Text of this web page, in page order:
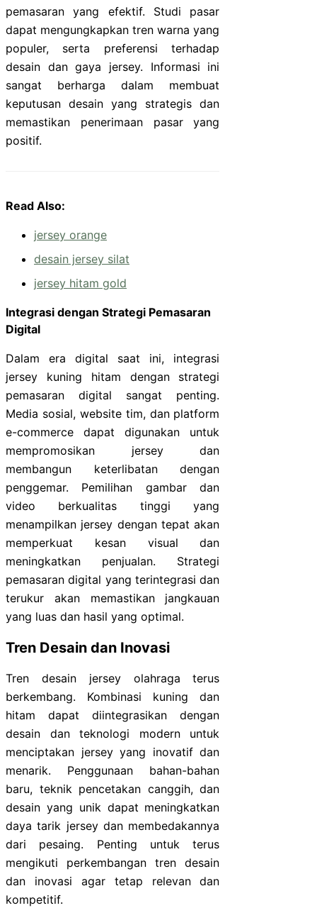
pemasaran yang efektif. Studi pasar
dapat mengungkapkan tren warna yang
populer, serta preferensi terhadap
desain dan gaya jersey. Informasi ini
sangat berharga dalam membuat
keputusan desain yang strategis dan
memastikan penerimaan pasar yang
positif.
Read Also:
jersey orange
desain jersey silat
jersey hitam gold
Integrasi dengan Strategi Pemasaran
Digital
Dalam era digital saat ini, integrasi
jersey kuning hitam dengan strategi
pemasaran digital sangat penting.
Media sosial, website tim, dan platform
e-commerce dapat digunakan untuk
mempromosikan jersey dan
membangun keterlibatan dengan
penggemar. Pemilihan gambar dan
video berkualitas tinggi yang
menampilkan jersey dengan tepat akan
memperkuat kesan visual dan
meningkatkan penjualan. Strategi
pemasaran digital yang terintegrasi dan
terukur akan memastikan jangkauan
yang luas dan hasil yang optimal.
Tren Desain dan Inovasi
Tren desain jersey olahraga terus
berkembang. Kombinasi kuning dan
hitam dapat diintegrasikan dengan
desain dan teknologi modern untuk
menciptakan jersey yang inovatif dan
menarik. Penggunaan bahan-bahan
baru, teknik pencetakan canggih, dan
desain yang unik dapat meningkatkan
daya tarik jersey dan membedakannya
dari pesaing. Penting untuk terus
mengikuti perkembangan tren desain
dan inovasi agar tetap relevan dan
kompetitif.